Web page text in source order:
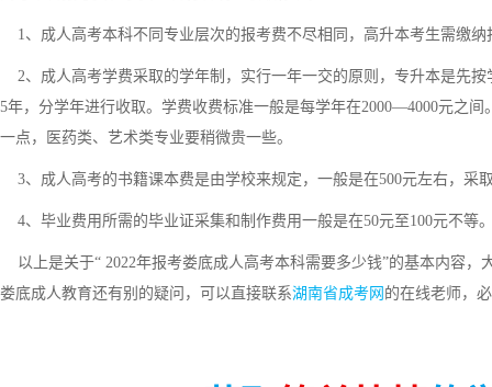
1、成人高考本科不同专业层次的报考费不尽相同，高升本考生需缴
2、成人高考学费采取的学年制，实行一年一交的原则，专升本是先
5年，分学年进行收取。学费收费标准一般是每学年在2000—4000元之
一点，医药类、艺术类专业要稍微贵一些。
3、成人高考的书籍课本费是由学校来规定，一般是在500元左右，采
4、毕业费用所需的毕业证采集和制作费用一般是在50元至100元不等
以上是关于“ 2022年报考娄底成人高考本科需要多少钱”的基本内容
娄底成人教育还有别的疑问，可以直接联系湖南省成考网 的在线老师，